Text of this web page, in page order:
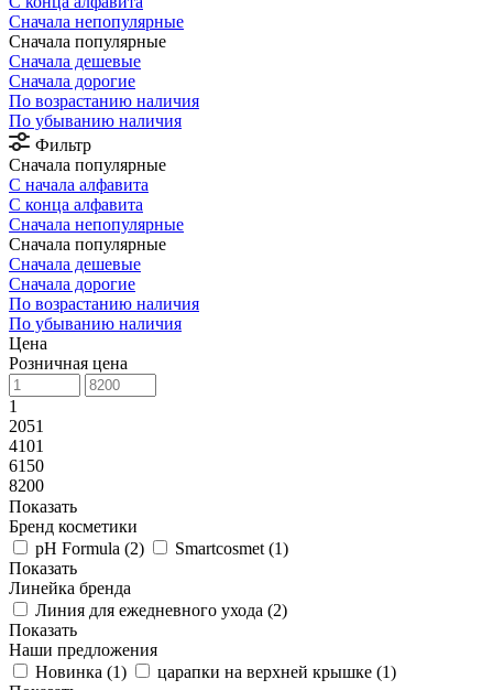
Сначала непопулярные
Сначала популярные
Сначала дешевые
Сначала дорогие
По возрастанию наличия
По убыванию наличия
Фильтр
Сначала популярные
С начала алфавита
С конца алфавита
Сначала непопулярные
Сначала популярные
Сначала дешевые
Сначала дорогие
По возрастанию наличия
По убыванию наличия
Цена
Розничная цена
1
2051
4101
6150
8200
Показать
Бренд косметики
pH Formula (2) Smartcosmet (1)
Показать
Линейка бренда
Линия для ежедневного ухода (2)
Показать
Наши предложения
Новинка (1) царапки на верхней крышке (1)